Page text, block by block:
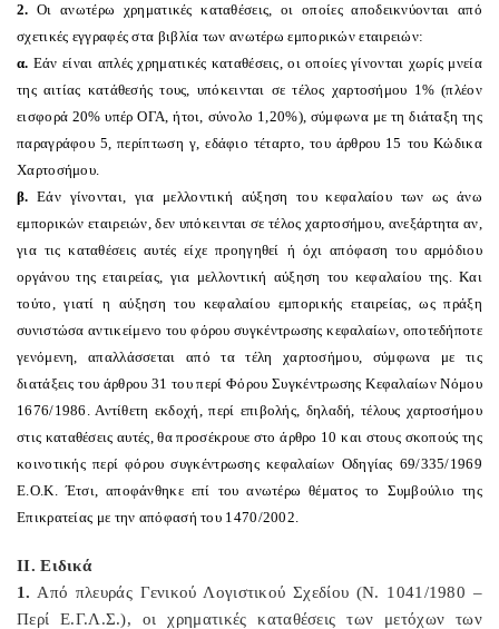
2. Oι ανωτέρω χρηματικές καταθέσεις, οι οποίες αποδεικνύονται από
σχετικές εγγραφές στα βιβλία των ανωτέρω εμπορικών εταιρειών:
α. Εάν είναι απλές χρηματικές καταθέσεις, οι οποίες γίνονται χωρίς μνεία
της αιτίας κατάθεσής τους, υπόκεινται σε τέλος χαρτοσήμου 1% (πλέον
εισφορά 20% υπέρOΓΑ, ήτοι, σύνολο 1,20%), σύμφωνα με τη διάταξη της
παραγράφου 5, περίπτωση γ, εδάφιο τέταρτο, του άρθρου 15 του Κώδικα
Χαρτοσήμου.
β. Εάν γίνονται, για μελλοντική αύξηση του κεφαλαίου των ως άνω
εμπορικών εταιρειών, δεν υπόκεινται σε τέλος χαρτοσήμου, ανεξάρτητα αν,
για τις καταθέσεις αυτές είχε προηγηθεί ή όχι απόφαση του αρμόδιου
οργάνου της εταιρείας, για μελλοντική αύξηση του κεφαλαίου της. Και
τούτο, γιατί η αύξηση του κεφαλαίου εμπορικής εταιρείας, ως πράξη
συνιστώσα αντικείμενο του φόρου συγκέντρωσης κεφαλαίων, οποτεδήποτε
γενόμενη, απαλλάσσεται από τα τέλη χαρτοσήμου, σύμφωνα με τις
διατάξεις του άρθρου 31 του περί Φόρου Συγκέντρωσης Κεφαλαίων Νόμου
1676/1986. Αντίθετη εκδοχή, περί επιβολής, δηλαδή, τέλους χαρτοσήμου
στις καταθέσεις αυτές, θα προσέκρουε στο άρθρο 10 και στους σκοπούς της
κοινοτικής περί φόρου συγκέντρωσης κεφαλαίων Oδηγίας 69/335/1969
Ε.O.Κ. Έτσι, αποφάνθηκε επί του ανωτέρω θέματος το Συμβούλιο της
Επικρατείας με την απόφασή του 1470/2002.
ΙΙ. Ειδικά
1. Από πλευράς Γενικού Λογιστικού Σχεδίου (Ν. 1041/1980 –
Περί Ε.Γ.Λ.Σ.), οι χρηματικές καταθέσεις των μετόχων των